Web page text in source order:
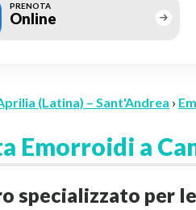
PRENOTA
Online
(Latina) – Sant'Andrea ›
Emorroidi a
specializzato per